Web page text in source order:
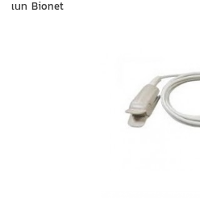
เนท Bionet